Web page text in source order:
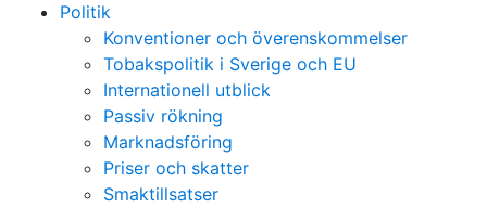
Politik
Konventioner och överenskommelser
Tobakspolitik i Sverige och EU
Internationell utblick
Passiv rökning
Marknadsföring
Priser och skatter
Smaktillsatser